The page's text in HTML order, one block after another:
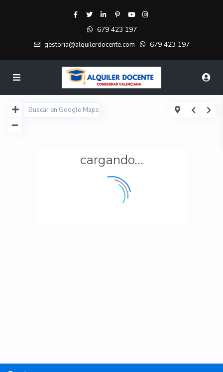
679 423 197
gestoria@alquilerdocente.com 679 423 197
cargando...